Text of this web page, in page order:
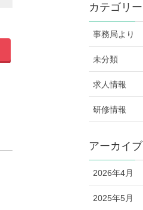
カテゴリー
事務局より
未分類
求人情報
研修情報
アーカイブ
2026年4月
2025年5月